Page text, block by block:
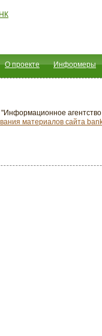
О проекте Информеры
материалов сайта